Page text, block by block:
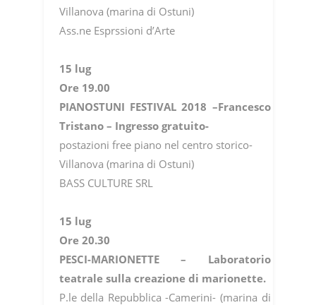
Villanova (marina di Ostuni)
Ass.ne Esprssioni d’Arte
15 lug
Ore 19.00
PIANOSTUNI FESTIVAL 2018 –Francesco
Tristano – Ingresso gratuito-
postazioni free piano nel centro storico-
Villanova (marina di Ostuni)
BASS CULTURE SRL
15 lug
Ore 20.30
PESCI-MARIONETTE – Laboratorio
teatrale sulla creazione di marionette.
P.le della Repubblica -Camerini- (marina di